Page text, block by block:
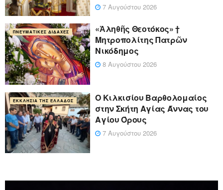
7 Αυγούστου 2026
ΠΝΕΥΜΑΤΙΚΈΣ ΔΙΔΑΧΈΣ
«Ἀληθῆς Θεοτόκος» †
Μητροπολίτης Πατρῶν
Νικόδημος
8 Αυγούστου 2026
ΕΚΚΛΗΣΊΑ ΤΗΣ ΕΛΛΆΔΟΣ
Ο Κιλκισίου Βαρθολομαίος
στην Σκήτη Αγίας Άννας του
Αγίου Όρους
7 Αυγούστου 2026